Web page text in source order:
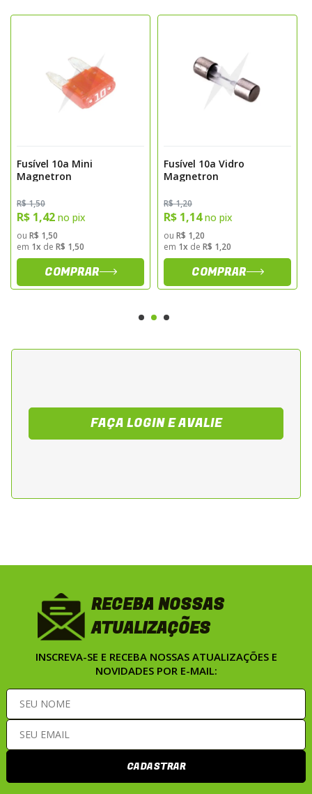
Especificações
Tipo: Fusível com soquete
Função: Proteção de circuitos elétricos contra
sobrecarga e curto-circuito
veículos automotores que utilizam fusíveis
de 15A com soquete. Recomenda-se
substituir o fusível sempre que houver
sinais de queima ou dano. A instalação deve
ser realizada por profissional qualificado,
garantindo proteção contínua e operação
segura do sistema elétrico.
Fusível 10a Mini
Magnetron
R$ 1,50
R$ 1,42 no pix
ou R$ 1,50
em 1x de R$ 1,50
COMPRAR
Fusível 10a Vidro
Magnetron
R$ 1,20
R$ 1,14no pix
ou R$ 1,20
em 1x de R$ 1,20
COMPRAR
FAÇA LOGIN E AVALIE
RECEBA NOSSAS
ATUALIZAÇÕES
INSCREVA-SE E RECEBA NOSSAS ATUALIZAÇÕES E
NOVIDADES POR E-MAIL:
CADASTRAR